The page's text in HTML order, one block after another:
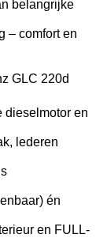
belangrijke
– comfort en
GLC 220d
dieselmotor en
lederen
én
en FULL-